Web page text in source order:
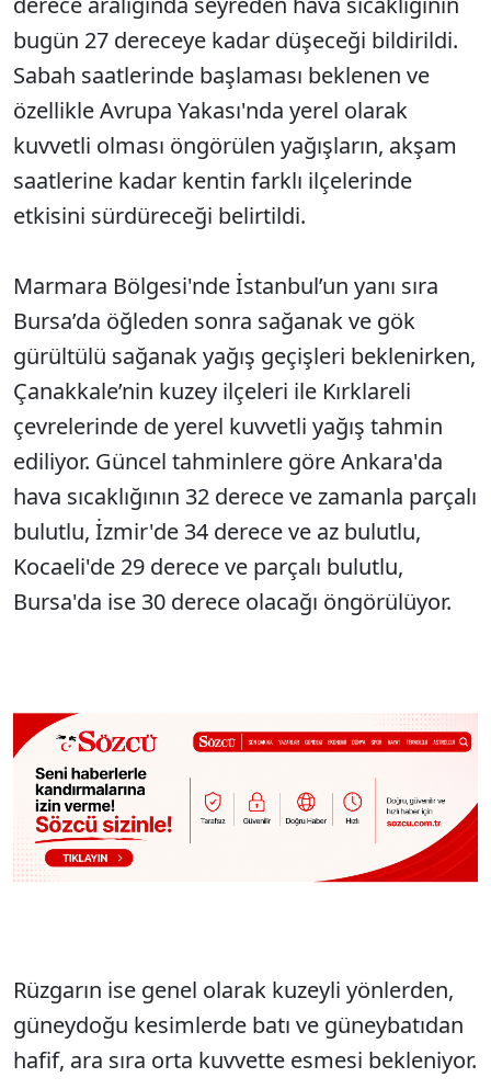
bugün 27 dereceye kadar düşeceği bildirildi.
Sabah saatlerinde başlaması beklenen ve
özellikle Avrupa Yakası'nda yerel olarak
kuvvetli olması öngörülen yağışların, akşam
saatlerine kadar kentin farklı ilçelerinde
etkisini sürdüreceği belirtildi.
Marmara Bölgesi'nde İstanbul’un yanı sıra
Bursa’da öğleden sonra sağanak ve gök
gürültülü sağanak yağış geçişleri beklenirken,
Çanakkale’nin kuzey ilçeleri ile Kırklareli
çevrelerinde de yerel kuvvetli yağış tahmin
ediliyor. Güncel tahminlere göre Ankara'da
hava sıcaklığının 32 derece ve zamanla parçalı
bulutlu, İzmir'de 34 derece ve az bulutlu,
Kocaeli'de 29 derece ve parçalı bulutlu,
Bursa'da ise 30 derece olacağı öngörülüyor.
Rüzgarın ise genel olarak kuzeyli yönlerden,
güneydoğu kesimlerde batı ve güneybatıdan
hafif, ara sıra orta kuvvette esmesi bekleniyor.